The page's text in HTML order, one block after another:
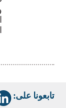
تابعونا على: